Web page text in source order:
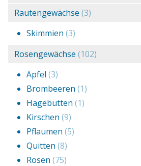
Rautengewächse (3)
Skimmien (3)
Rosengewächse (102)
Äpfel (3)
Brombeeren (1)
Hagebutten (1)
Kirschen (9)
Pflaumen (5)
Quitten (8)
Rosen (75)